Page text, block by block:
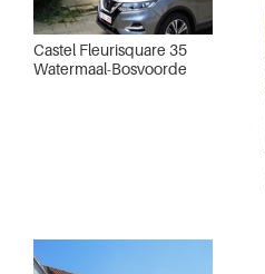
Castel Fleurisquare 35
Watermaal-Bosvoorde